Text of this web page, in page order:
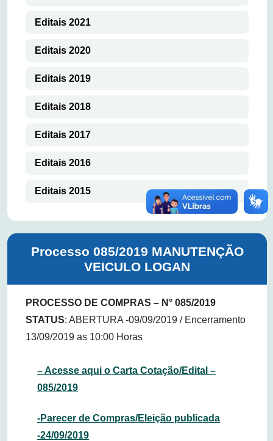
Editais 2021
Editais 2020
Editais 2019
Editais 2018
Editais 2017
Editais 2016
Editais 2015
Processo 085/2019 MANUTENÇÃO
VEICULO LOGAN
PROCESSO DE COMPRAS – N° 085/2019
STATUS: ABERTURA -09/09/2019 / Encerramento
13/09/2019 as 10:00 Horas
– Acesse aqui o Carta Cotação/Edital –
085/2019
-Parecer de Compras/Eleição publicada
-24/09/2019